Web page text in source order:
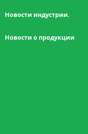
Новости индустрии.
Новости о продукции